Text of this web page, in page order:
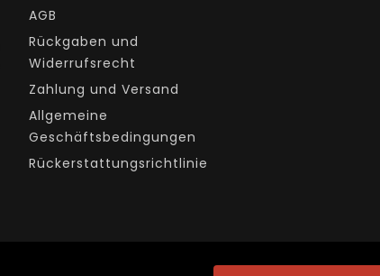
AGB
Rückgaben und
Widerrufsrecht
Zahlung und Versand
Allgemeine
Geschäftsbedingungen
Rückerstattungsrichtlinie